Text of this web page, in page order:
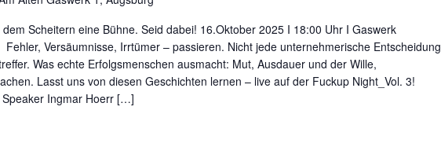
Scheitern eine Bühne. Seid dabei! 16.Oktober 2025 I 18:00 Uhr I Gaswerk
Versäumnisse, Irrtümer – passieren. Nicht jede unternehmerische Entscheidung
Was echte Erfolgsmenschen ausmacht: Mut, Ausdauer und der Wille,
Lasst uns von diesen Geschichten lernen – live auf der Fuckup Night_Vol. 3!
Speaker Ingmar Hoerr […]